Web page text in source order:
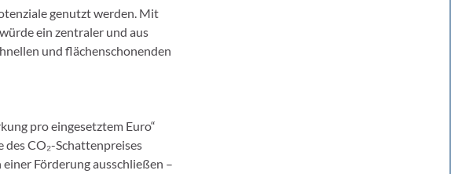
genutzt werden. Mit
ein zentraler und aus
und flächenschonenden
pro eingesetztem Euro“
CO₂-Schattenpreises
Förderung ausschließen –